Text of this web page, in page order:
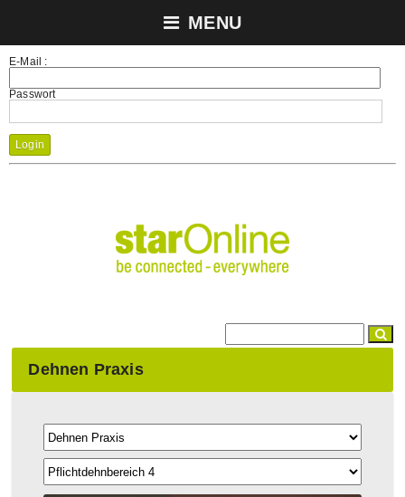
MENU
E-Mail :
Passwort
Login
Dehnen Praxis